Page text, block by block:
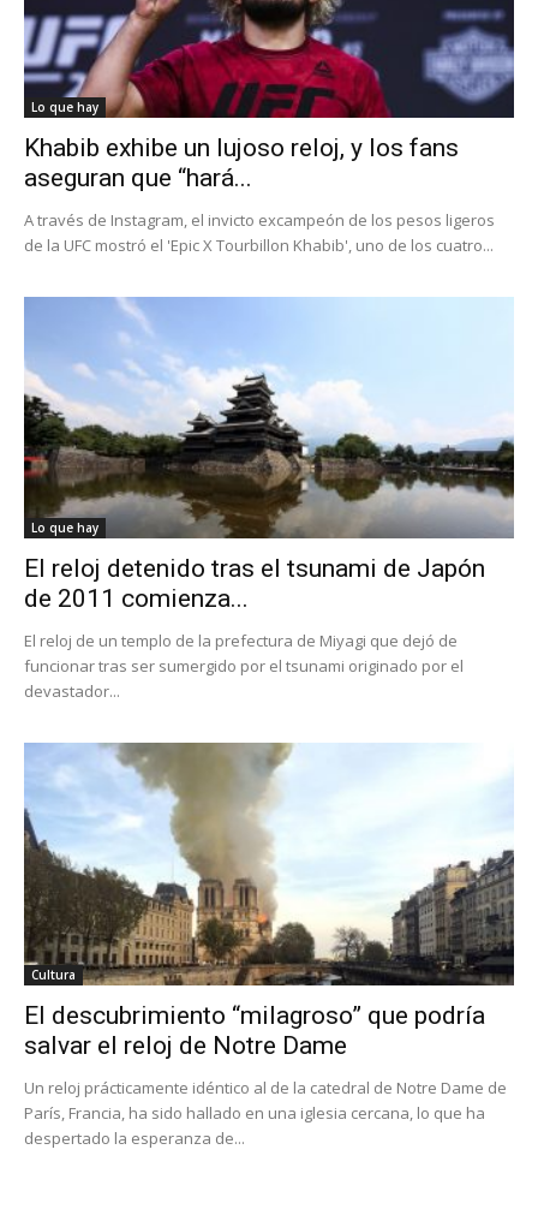
Lo que hay
Khabib exhibe un lujoso reloj, y los fans
aseguran que “hará...
A través de Instagram, el invicto excampeón de los pesos ligeros
de la UFC mostró el 'Epic X Tourbillon Khabib', uno de los cuatro...
Lo que hay
El reloj detenido tras el tsunami de Japón
de 2011 comienza...
El reloj de un templo de la prefectura de Miyagi que dejó de
funcionar tras ser sumergido por el tsunami originado por el
devastador...
Cultura
El descubrimiento “milagroso” que podría
salvar el reloj de Notre Dame
Un reloj prácticamente idéntico al de la catedral de Notre Dame de
París, Francia, ha sido hallado en una iglesia cercana, lo que ha
despertado la esperanza de...